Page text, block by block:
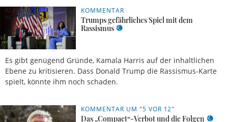
KOMMENTAR
Trumps gefährliches Spiel mit dem
Rassismus
Es gibt genügend Gründe, Kamala Harris auf der inhaltlichen
Ebene zu kritisieren. Dass Donald Trump die Rassismus-Karte
spielt, könnte ihm noch schaden.
02.08.2024,
15 Uhr
Maximilian
Lutz
KOMMENTAR UM "5 VOR 12"
Das „Compact“-Verbot und die Folgen
16.07.2024,
11 Uhr
Sebastian
Sasse